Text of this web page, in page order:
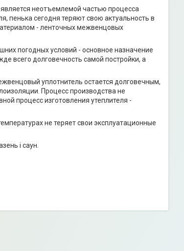
неотъемлемой частью процесса
пенька сегодня теряют свою актуальность в
- ленточных межвенцовых
погодных условий - основное назначение
всего долговечность самой постройки, а
уплотнитель остается долговечным,
Процесс производства не
процесс изготовления утеплителя -
не теряет свои эксплуатационные
і саун.